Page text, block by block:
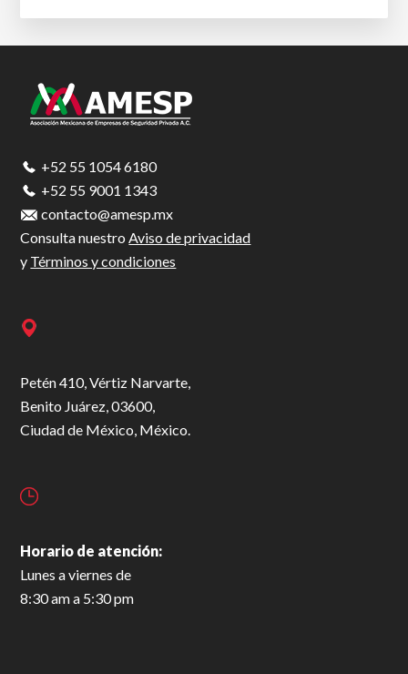
Footer
+52 55 1054 6180
+52 55 9001 1343
contacto@amesp.mx
Consulta nuestroAviso de privacidad
y Términos y condiciones
Petén 410, Vértiz Narvarte,
Benito Juárez, 03600,
Ciudad de México, México.
Horario de atención:
Lunes a viernes de
8:30 am a 5:30 pm